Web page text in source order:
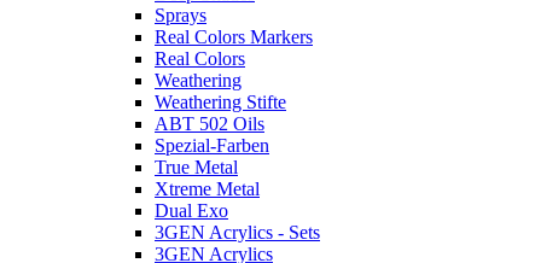
Sprays
Real Colors Markers
Real Colors
Weathering
Weathering Stifte
ABT 502 Oils
Spezial-Farben
True Metal
Xtreme Metal
Dual Exo
3GEN Acrylics - Sets
3GEN Acrylics